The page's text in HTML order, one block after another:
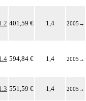
401,59 € 1,4 2005 →
594,84 € 1,4 2005 →
551,59 € 1,4 2005 →